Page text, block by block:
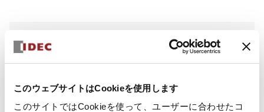
このウェブサイトはCookieを使用します
このサイトではCookieを使って、ユーザーに合わせたコ
数量を選択